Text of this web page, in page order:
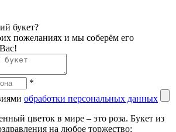
букет?
пожеланиях и мы соберём его
*
обработки персональных данных
цветок в мире – это роза. Букет из
на любое торжество: